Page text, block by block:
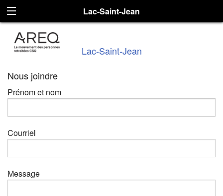
Lac-Saint-Jean
Lac-Saint-Jean
Nous joindre
Prénom et nom
Courriel
Message